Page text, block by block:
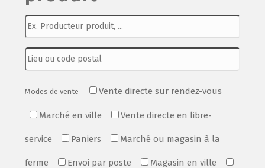
Modes de vente Vente directe sur rendez-vous
Marché en ville Vente directe en libre-
service Paniers Marché ou magasin à la
ferme Envoi par poste Magasin en ville